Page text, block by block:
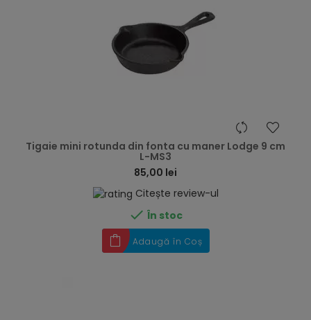
Tigaie mini rotunda din fonta cu maner Lodge 9 cm
L-MS3
85,00 lei
Citește review-ul
 În stoc
Adaugă în Coș